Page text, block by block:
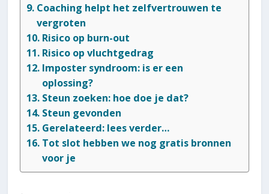
Coaching helpt het zelfvertrouwen te
vergroten
Risico op burn-out
Risico op vluchtgedrag
Imposter syndroom: is er een
oplossing?
Steun zoeken: hoe doe je dat?
Steun gevonden
Gerelateerd: lees verder…
Tot slot hebben we nog gratis bronnen
voor je